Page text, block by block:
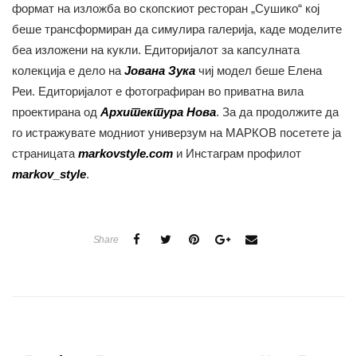
формат на изложба во скопскиот ресторан „Сушико“ кој
беше трансформиран да симулира галерија, каде моделите
беа изложени на кукли. Едиторијалот за капсулната
колекција е дело на Јована Зука чиј модел беше Елена
Реи. Едиторијалот е фотографиран во приватна вила
проектирана од Архитектура Нова. За да продолжите да
го истражувате модниот универзум на МАРКОВ посетете ја
страницата markovstyle.com и Инстаграм профилот
markov_style.
Share